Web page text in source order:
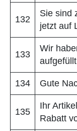
132
Sie sind
jetzt auf
133
Wir
134 Gute
135
Ihr
Rabatt